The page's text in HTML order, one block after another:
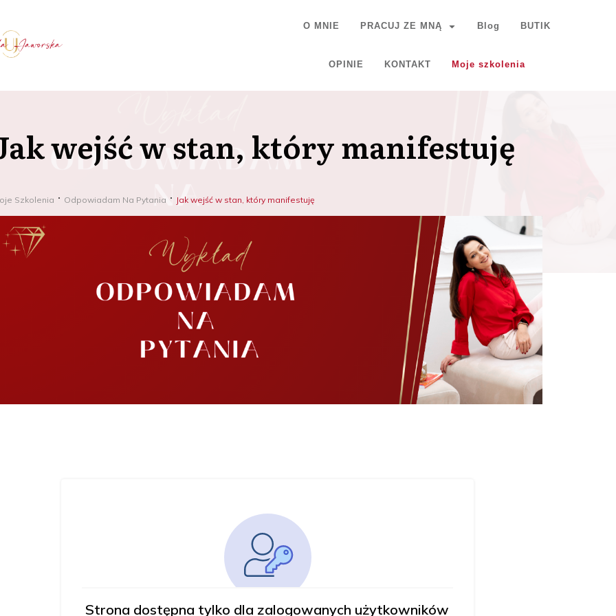
O MNIE PRACUJ ZE MNĄ Blog BUTIK
OPINIE KONTAKT Moje szkolenia
wejść w stan, który manifestuję
Szkolenia Odpowiadam Na Pytania Jak wejść w stan, który manifestuję
Strona dostępna tylko dla zalogowanych użytkowników